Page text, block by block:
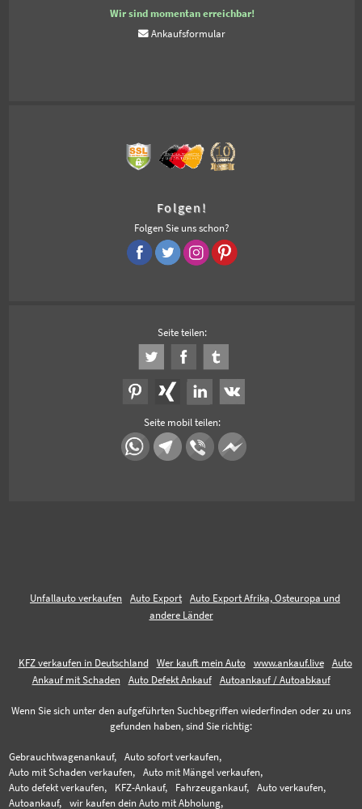
Wir sind momentan erreichbar!
Ankaufsformular
Folgen!
Folgen Sie uns schon?
Seite teilen:
Seite mobil teilen:
Unfallauto verkaufen Auto Export
Auto Export Afrika, Osteuropa und
andere Länder
KFZ verkaufen in Deutschland Wer kauft mein Auto www.ankauf.live
Auto
Ankauf mit Schaden
Auto Defekt Ankauf Autoankauf / Autoabkauf
Wenn Sie sich unter den aufgeführten Suchbegriffen wiederfinden oder zu uns
gefunden haben, sind Sie richtig:
Gebrauchtwagenankauf,
Auto sofort verkaufen,
Auto mit Schaden verkaufen,
Auto mit Mängel verkaufen,
Auto defekt verkaufen,
KFZ-Ankauf, Fahrzeugankauf,
Auto verkaufen,
Autoankauf,
wir kaufen dein Auto mit Abholung,